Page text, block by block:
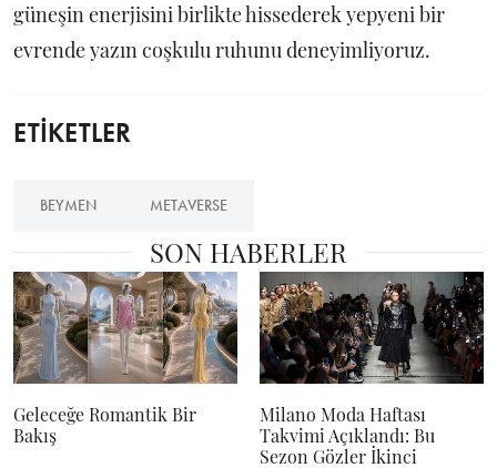
güneşin enerjisini birlikte hissederek yepyeni bir
evrende yazın coşkulu ruhunu deneyimliyoruz.
ETİKETLER
BEYMEN METAVERSE
SON HABERLER
Geleceğe Romantik Bir
Bakış
Milano Moda Haftası
Takvimi Açıklandı: Bu
Sezon Gözler İkinci